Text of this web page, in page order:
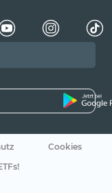
Cookies